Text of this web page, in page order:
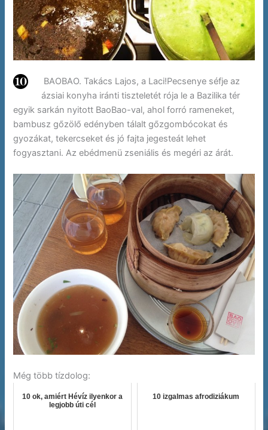
BAOBAO. Takács Lajos, a Laci!Pecsenye séfje az
ázsiai konyha iránti tiszteletét rója le a Bazilika tér
egyik sarkán nyitott BaoBao-val, ahol forró rameneket,
bambusz gőzölő edényben tálalt gőzgombócokat és
gyozákat, tekercseket és jó fajta jegesteát lehet
fogyasztani. Az ebédmenü zseniális és megéri az árát.
Még több tízdolog:
10 ok, amiért Hévíz ilyenkor a
legjobb úti cél
10 izgalmas afrodiziákum